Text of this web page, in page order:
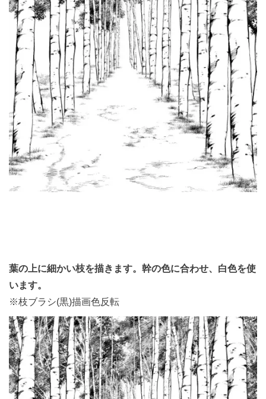
葉の上に細かい枝を描きます。幹の色に合わせ、白色を使
います。
※枝ブラシ(黒)描画色反転